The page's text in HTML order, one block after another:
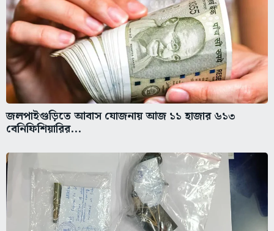
জলপাইগুড়িতে আবাস যোজনায় আজ ১১ হাজার ৬১৩
বেনিফিশিয়ারির...